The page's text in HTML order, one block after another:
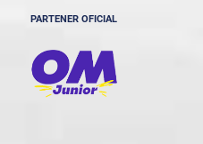
PARTENER OFICIAL